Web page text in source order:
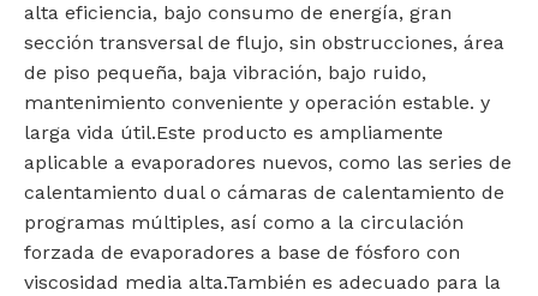
alta eficiencia, bajo consumo de energía, gran
sección transversal de flujo, sin obstrucciones, área
de piso pequeña, baja vibración, bajo ruido,
mantenimiento conveniente y operación estable. y
larga vida útil.Este producto es ampliamente
aplicable a evaporadores nuevos, como las series de
calentamiento dual o cámaras de calentamiento de
programas múltiples, así como a la circulación
forzada de evaporadores a base de fósforo con
viscosidad media alta.También es adecuado para la